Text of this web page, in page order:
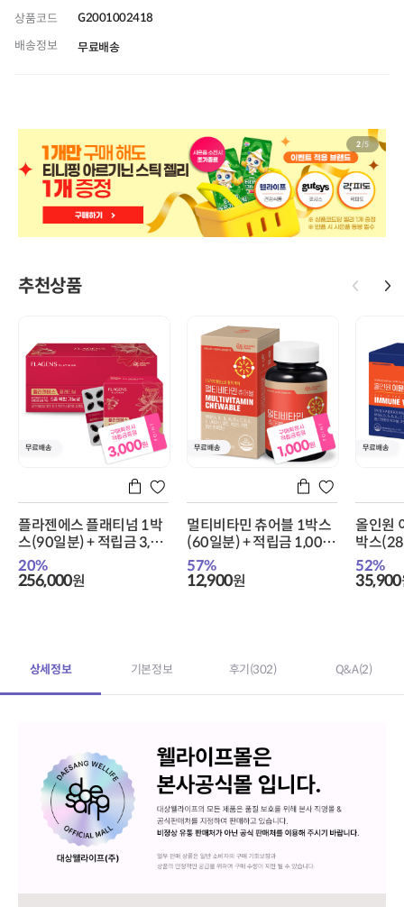
상품코드
G2001002418
배송정보
무료배송
2/5
추천상품
플라젠에스 플래티넘 1박
스(90일분) + 적립금 3,00
0원 증정 + 티니핑 아르기
닌 스틱 젤리 1개 증정
20%
256,000원
멀티비타민 츄어블 1박스
(60일분) + 적립금 1,000
원 증정 + 티니핑 아르기닌
스틱 젤리 1개 증정
57%
12,900원
올인원
박스
000원
기닌 스
52%
35,900
상세정보 기본정보 후기(302) Q&A(2)